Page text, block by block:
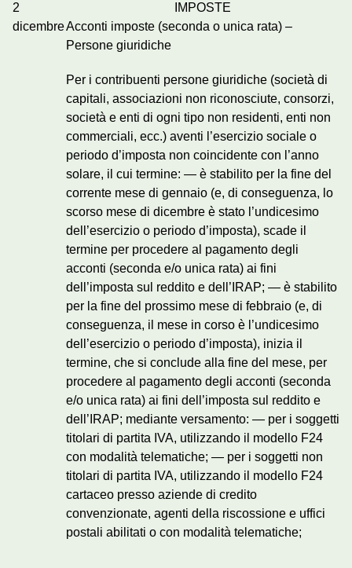
2
dicembre
IMPOSTE
Acconti imposte (seconda o unica rata) –
Persone giuridiche
Per i contribuenti persone giuridiche (società di
capitali, associazioni non riconosciute, consorzi,
società e enti di ogni tipo non residenti, enti non
commerciali, ecc.) aventi l’esercizio sociale o
periodo d’imposta non coincidente con l’anno
solare, il cui termine: — è stabilito per la fine del
corrente mese di gennaio (e, di conseguenza, lo
scorso mese di dicembre è stato l’undicesimo
dell’esercizio o periodo d’imposta), scade il
termine per procedere al pagamento degli
acconti (seconda e/o unica rata) ai fini
dell’imposta sul reddito e dell’IRAP; — è stabilito
per la fine del prossimo mese di febbraio (e, di
conseguenza, il mese in corso è l’undicesimo
dell’esercizio o periodo d’imposta), inizia il
termine, che si conclude alla fine del mese, per
procedere al pagamento degli acconti (seconda
e/o unica rata) ai fini dell’imposta sul reddito e
dell’IRAP; mediante versamento: — per i soggetti
titolari di partita IVA, utilizzando il modello F24
con modalità telematiche; — per i soggetti non
titolari di partita IVA, utilizzando il modello F24
cartaceo presso aziende di credito
convenzionate, agenti della riscossione e uffici
postali abilitati o con modalità telematiche;